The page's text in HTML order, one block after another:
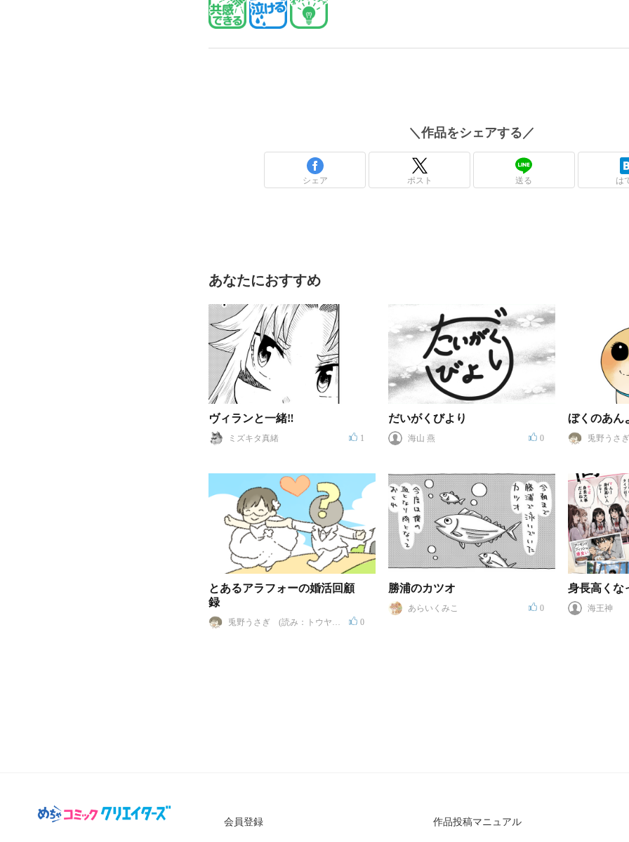
＼ 作品をシェアする／
シェア ポスト 送る は
あなたにおすすめ
ヴィランと一緒‼
ミズキタ真緒 1
だいがくびより
海山 燕 0
ぼくのあん
兎野うさ
とあるアラフォーの婚活回顧
録
兎野うさぎ (読み：トウヤ
0
勝浦のカツオ
あらいくみこ 0
身長高くな
海王神
会員登録 作品投稿マニュアル